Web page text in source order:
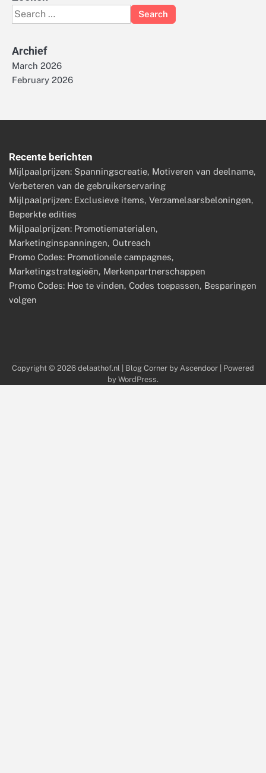
Search
for:
Archief
March 2026
February 2026
Recente berichten
Mijlpaalprijzen: Spanningscreatie, Motiveren van deelname,
Verbeteren van de gebruikerservaring
Mijlpaalprijzen: Exclusieve items, Verzamelaarsbeloningen,
Beperkte edities
Mijlpaalprijzen: Promotiematerialen,
Marketinginspanningen, Outreach
Promo Codes: Promotionele campagnes,
Marketingstrategieën, Merkenpartnerschappen
Promo Codes: Hoe te vinden, Codes toepassen, Besparingen
volgen
Copyright © 2026 delaathof.nl | Blog Corner by Ascendoor | Powered
by WordPress.